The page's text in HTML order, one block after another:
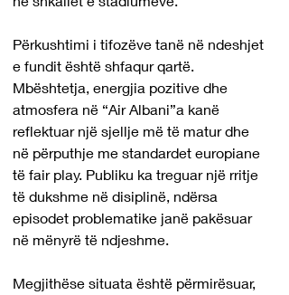
Përkushtimi i tifozëve tanë në ndeshjet
e fundit është shfaqur qartë.
Mbështetja, energjia pozitive dhe
atmosfera në “Air Albani”a kanë
reflektuar një sjellje më të matur dhe
në përputhje me standardet europiane
të fair play. Publiku ka treguar një rritje
të dukshme në disiplinë, ndërsa
episodet problematike janë pakësuar
në mënyrë të ndjeshme.
Megjithëse situata është përmirësuar,